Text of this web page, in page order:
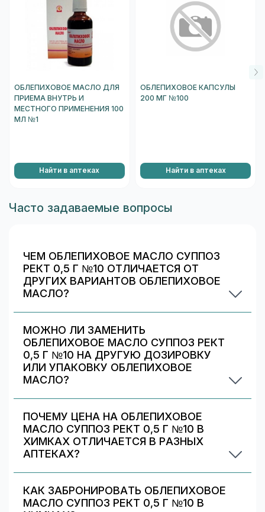
ОБЛЕПИХОВОЕ МАСЛО ДЛЯ
ПРИЕМА ВНУТРЬ И
МЕСТНОГО ПРИМЕНЕНИЯ 100
МЛ №1
Найти в аптеках
ОБЛЕПИХОВОЕ КАПСУЛЫ
200 МГ №100
Найти в аптеках
Часто задаваемые вопросы
ЧЕМ ОБЛЕПИХОВОЕ МАСЛО СУППОЗ
РЕКТ 0,5 Г №10 ОТЛИЧАЕТСЯ ОТ
ДРУГИХ ВАРИАНТОВ ОБЛЕПИХОВОЕ
МАСЛО?
блоке «Формы выпуска» можно сравнить цены
и наличие по другим вариантам.
МОЖНО ЛИ ЗАМЕНИТЬ
ОБЛЕПИХОВОЕ МАСЛО СУППОЗ РЕКТ
0,5 Г №10 НА ДРУГУЮ ДОЗИРОВКУ
ИЛИ УПАКОВКУ ОБЛЕПИХОВОЕ
МАСЛО?
список альтернативных дозировок/упаковок
— сравните наличие и цену. Подбор дозировки
должен выполняться врачом.
ПОЧЕМУ ЦЕНА НА ОБЛЕПИХОВОЕ
МАСЛО СУППОЗ РЕКТ 0,5 Г №10 В
ХИМКАХ ОТЛИЧАЕТСЯ В РАЗНЫХ
АПТЕКАХ?
разных аптек в Химках — выбирайте самое
выгодное и удобное по адресу/времени
КАК ЗАБРОНИРОВАТЬ ОБЛЕПИХОВОЕ
МАСЛО СУППОЗ РЕКТ 0,5 Г №10 В